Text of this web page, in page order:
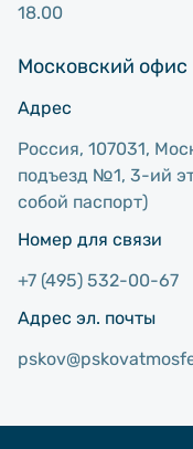
18.00
Московский офис
Адрес
Россия, 107031,
подъезд №1, 3-ий
собой паспорт)
Номер для связи
+7 (495) 532-00-67
Адрес эл. почты